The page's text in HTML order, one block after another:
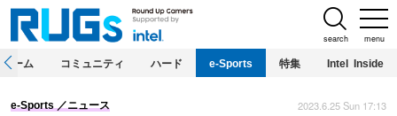
menu
search
ホーム コミュニティ ハード e-Sports 特集 Intel Inside
e-Sports ニュース 2023.6.25 Sun 17:13